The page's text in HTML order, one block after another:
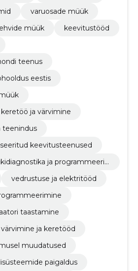
varuosade müük
müük
keevitustööd
teenus
eestis
ja värvimine
teenindus
keevitusteenused
ja programmeeri
vedrustuse ja elektritööd
taastamine
ja keretööd
muudatused
paigaldus